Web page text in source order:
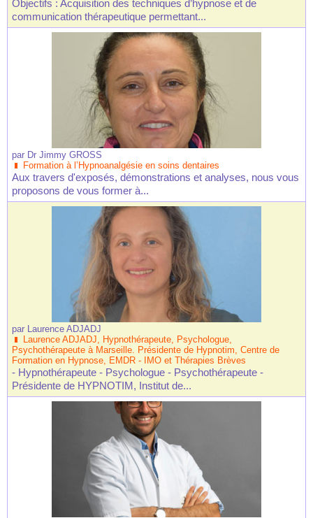
Objectifs : Acquisition des techniques d’hypnose et de
communication thérapeutique permettant...
par Dr Jimmy GROSS
Formation à l’Hypnoanalgésie en soins dentaires
Aux travers d'exposés, démonstrations et analyses, nous vous
proposons de vous former à...
par Laurence ADJADJ
Laurence ADJADJ, Hypnothérapeute, Psychologue,
Psychothérapeute à Marseille. Présidente de Hypnotim, Centre de
Formation en Hypnose, EMDR - IMO et Thérapies Brèves
- Hypnothérapeute - Psychologue - Psychothérapeute -
Présidente de HYPNOTIM, Institut de...